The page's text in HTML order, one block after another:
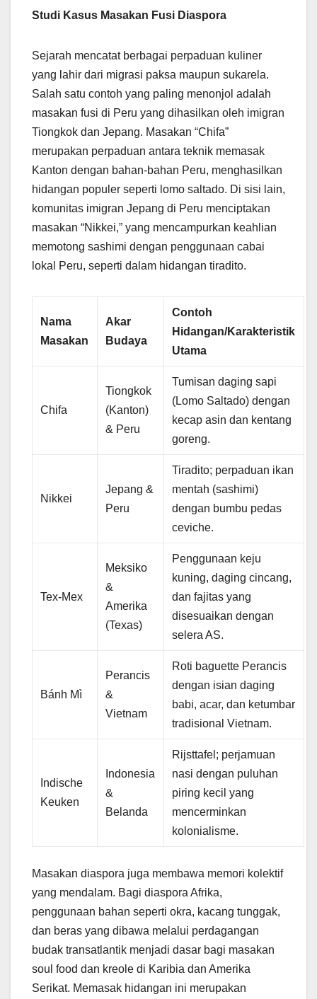
Studi Kasus Masakan Fusi Diaspora
Sejarah mencatat berbagai perpaduan kuliner
yang lahir dari migrasi paksa maupun sukarela.
Salah satu contoh yang paling menonjol adalah
masakan fusi di Peru yang dihasilkan oleh imigran
Tiongkok dan Jepang. Masakan “Chifa”
merupakan perpaduan antara teknik memasak
Kanton dengan bahan-bahan Peru, menghasilkan
hidangan populer seperti lomo saltado. Di sisi lain,
komunitas imigran Jepang di Peru menciptakan
masakan “Nikkei,” yang mencampurkan keahlian
memotong sashimi dengan penggunaan cabai
lokal Peru, seperti dalam hidangan tiradito.
Nama
Masakan
Akar
Budaya
Contoh
Hidangan/Karakteristik
Utama
Chifa
Tiongkok
(Kanton)
& Peru
Tumisan daging sapi
(Lomo Saltado) dengan
kecap asin dan kentang
goreng.
Nikkei
Jepang &
Peru
Tiradito; perpaduan ikan
mentah (sashimi)
dengan bumbu pedas
ceviche.
Tex-Mex
Meksiko
&
Amerika
(Texas)
Penggunaan keju
kuning, daging cincang,
dan fajitas yang
disesuaikan dengan
selera AS.
Bánh Mì
Perancis
&
Vietnam
Roti baguette Perancis
dengan isian daging
babi, acar, dan ketumbar
tradisional Vietnam.
Indische
Keuken
Indonesia
&
Belanda
Rijsttafel; perjamuan
nasi dengan puluhan
piring kecil yang
mencerminkan
kolonialisme.
Masakan diaspora juga membawa memori kolektif
yang mendalam. Bagi diaspora Afrika,
penggunaan bahan seperti okra, kacang tunggak,
dan beras yang dibawa melalui perdagangan
budak transatlantik menjadi dasar bagi masakan
soul food dan kreole di Karibia dan Amerika
Serikat. Memasak hidangan ini merupakan